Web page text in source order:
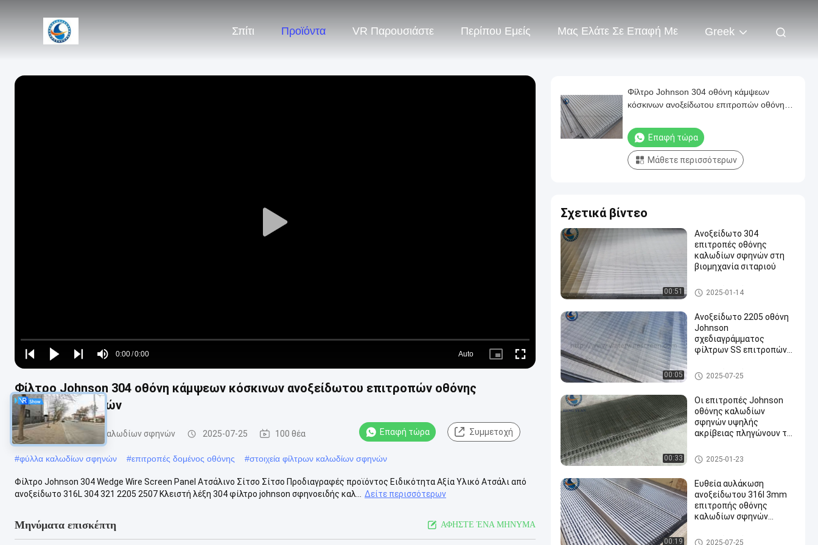
Σπίτι Προϊόντα VR Παρουσιάστε Περίπου Εμείς Μας Ελάτε Σε Επαφή Με Greek
Play
Play
Play
Play
Mute
Time
0:00/0:00
Loaded:
0%
Auto
Picture- Fullscreen
Φίλτρο Johnson 304 οθόνη κάμψεων κόσκινων ανοξείδωτου επιτροπών οθόνης
καλωδίων σφηνών
Επιτροπές οθόνης καλωδίων σφηνών 2025-07-25 100 θέα Επαφή τώρα Συμμετοχή
#φύλλα καλωδίων σφηνών #επιτροπές δομένος οθόνης #στοιχεία φίλτρων καλωδίων σφηνών
Φίλτρο Johnson 304 Wedge Wire Screen Panel Ατσάλινο Σίτσο Σίτσο Προδιαγραφές προϊόντος Ειδικότητα Αξία Υλικό Ατσάλι από
ανοξείδωτο 316L 304 321 2205 2507 Κλειστή λέξη 304 φίλτρο johnson σφηνοειδής καλ...
Δείτε περισσότερων
Μηνύματα επισκέπτη ΑΦΗΣΤΕ ΈΝΑ ΜΗΝΥΜΑ
Φίλτρο Johnson 304 οθόνη κάμψεων
κόσκινων ανοξείδωτου επιτροπών οθόνης
Επαφή τώρα
Μάθετε περισσότερων
Σχετικά βίντεο
00:51
Ανοξείδωτο 304
επιτροπές οθόνης
καλωδίων σφηνών στη
βιομηχανία σιταριού
Επιτροπές οθόνης καλωδίων
σφηνών
2025-01-14
00:05
Ανοξείδωτο 2205 οθόνη
Johnson
σχεδιαγράμματος
φίλτρων SS επιτροπών
Επιτροπές οθόνης καλωδίων
σφηνών
2025-07-25
00:33
Οι επιτροπές Johnson
οθόνης καλωδίων
σφηνών υψηλής
ακρίβειας πληγώνουν το
Επιτροπές οθόνης καλωδίων
σφηνών
2025-01-23
00:19
Ευθεία αυλάκωση
ανοξείδωτου 316l 3mm
επιτροπής οθόνης
καλωδίων σφηνών
Επιτροπές οθόνης καλωδίων
2025-07-25